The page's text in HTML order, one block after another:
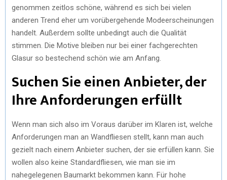
genommen zeitlos schöne, während es sich bei vielen
anderen Trend eher um vorübergehende Modeerscheinungen
handelt. Außerdem sollte unbedingt auch die Qualität
stimmen. Die Motive bleiben nur bei einer fachgerechten
Glasur so bestechend schön wie am Anfang.
Suchen Sie einen Anbieter, der
Ihre Anforderungen erfüllt
Wenn man sich also im Voraus darüber im Klaren ist, welche
Anforderungen man an Wandfliesen stellt, kann man auch
gezielt nach einem Anbieter suchen, der sie erfüllen kann. Sie
wollen also keine Standardfliesen, wie man sie im
nahegelegenen Baumarkt bekommen kann. Für hohe